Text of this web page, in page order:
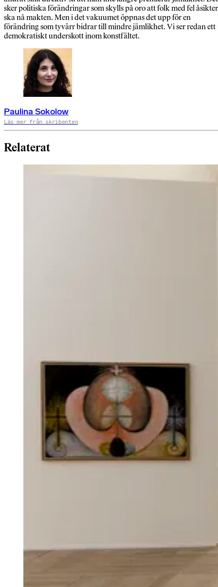
sker politiska förändringar som skylls på oro att folk med fel åsikter
ska nå makten. Men i det vakuumet öppnas det upp för en
förändring som tyvärr bidrar till mindre jämlikhet. Vi ser redan ett
demokratiskt underskott inom konstfältet.
Paulina Sokolow
Läs mer från skribenten
Relaterat